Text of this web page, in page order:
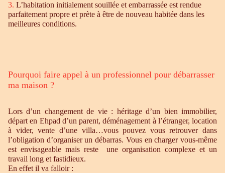
3. L’habitation initialement souillée et embarrassée est rendue
parfaitement propre et prète à être de nouveau habitée dans les
meilleures conditions.
Pourquoi faire appel à un professionnel pour débarrasser
ma maison ?
Lors d’un changement de vie : héritage d’un bien immobilier,
départ en Ehpad d’un parent, déménagement à l’étranger, location
à vider, vente d’une villa…vous pouvez vous retrouver dans
l’obligation d’organiser un débarras. Vous en charger vous-même
est envisageable mais reste une organisation complexe et un
travail long et fastidieux.
En effet il va falloir :